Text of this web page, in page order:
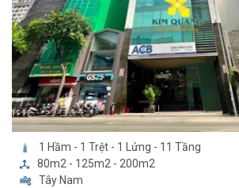
1 Hầm - 1 Trệt - 1 Lửng - 11 Tầng
80m2 - 125m2 - 200m2
Tây Nam